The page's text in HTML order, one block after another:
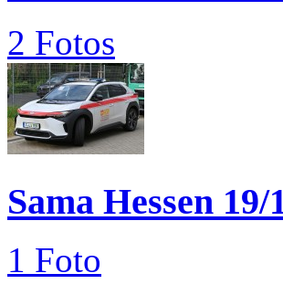
2 Fotos
Sama Hessen 19/
1 Foto